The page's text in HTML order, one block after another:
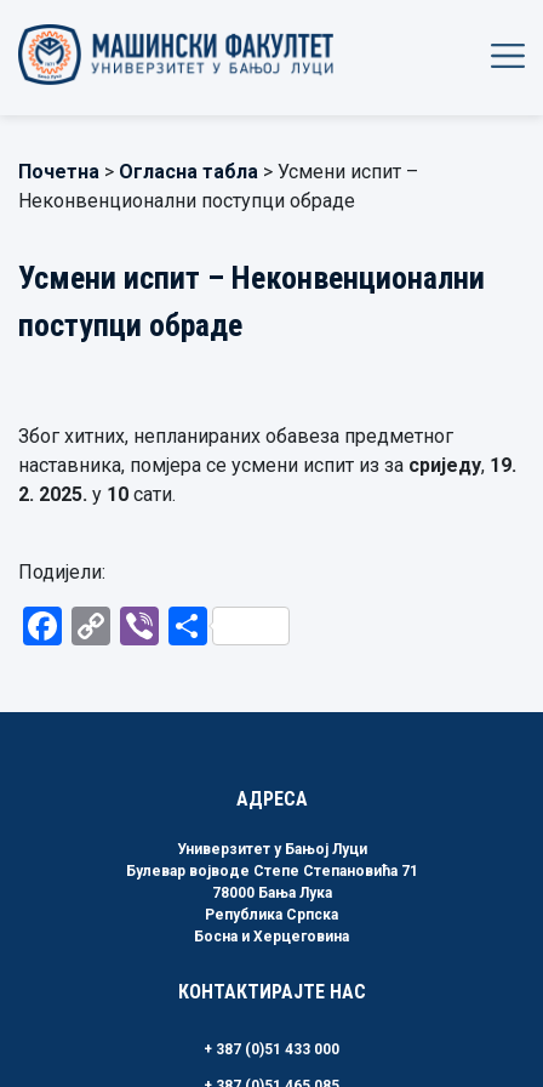
Почетна > Огласна табла > Усмени испит –
Неконвенционални поступци обраде
Усмени испит – Неконвенционални
поступци обраде
Због хитних, непланираних обавеза предметног
наставника, помјера се усмени испит из за сриједу, 19.
2. 2025. у 10 сати.
Подијели:
Facebook
CopyViberShare
АДРЕСА
Универзитет у Бањој Луци
Булевар војводе Степе Степановића 71
78000 Бања Лука
Република Српска
Босна и Херцеговина
КОНТАКТИРАЈТЕ НАС
+ 387 (0)51 433 000